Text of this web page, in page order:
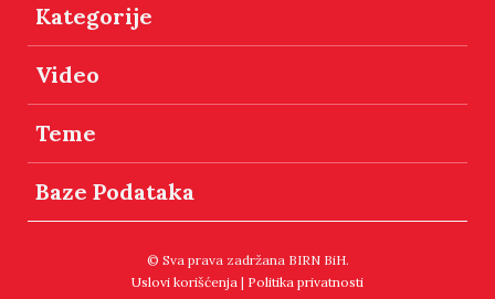
Kategorije
Video
Teme
Baze Podataka
© Sva prava zadržana BIRN BiH.
Uslovi korišćenja | Politika privatnosti